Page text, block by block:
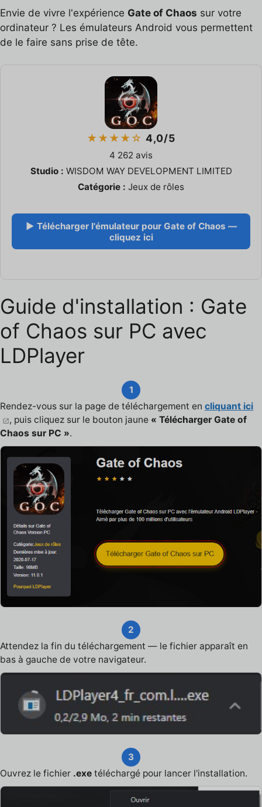
Envie de vivre l'expérience Gate of Chaos sur votre
ordinateur ? Les émulateurs Android vous permettent
de le faire sans prise de tête.
★★★★☆ 4,0/5
4 262 avis
Studio : WISDOM WAY DEVELOPMENT LIMITED
Catégorie : Jeux de rôles
▶ Télécharger l'émulateur pour Gate of Chaos —
cliquez ici
Guide d'installation : Gate
of Chaos sur PC avec
LDPlayer
1
Rendez-vous sur la page de téléchargement en cliquant ici
, puis cliquez sur le bouton jaune « Télécharger Gate of
Chaos sur PC ».
2
Attendez la fin du téléchargement — le fichier apparaît en
bas à gauche de votre navigateur.
3
Ouvrez le fichier .exe téléchargé pour lancer l'installation.